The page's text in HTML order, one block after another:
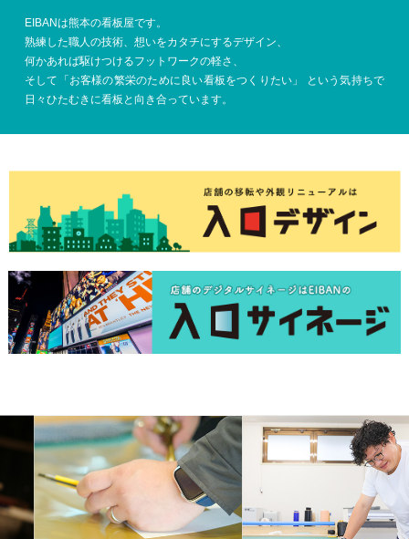
EIBANは熊本の看板屋です。
熟練した職人の技術、想いをカタチにするデザイン、
何かあれば駆けつけるフットワークの軽さ、
そして「お客様の繁栄のために良い看板をつくりたい」
という気持ちで
日々ひたむきに看板と向き合っています。